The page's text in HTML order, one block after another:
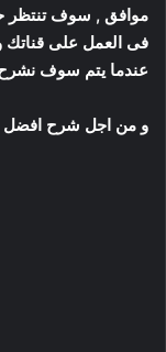
موافق , سوف تنتظر
فى العمل على قناتك
عندما يتم سوف
و من اجل شرح افضل